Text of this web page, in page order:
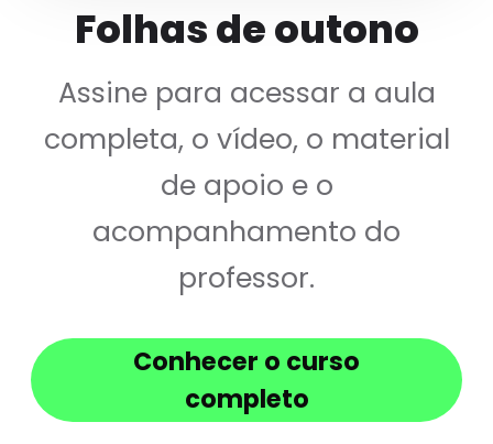
Folhas de outono
Assine para acessar a aula
completa, o vídeo, o material
de apoio e o
acompanhamento do
professor.
Conhecer o curso
completo